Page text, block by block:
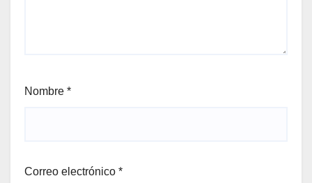
Nombre *
Correo electrónico *